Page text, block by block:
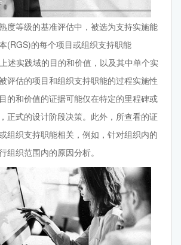
度等级的基准评估中，被选为支持实施能
(RGS)的每个项目或组织支持职能
述实践域的目的和价值，以及其中单个实
评估的项目和组织支持职能的过程实施性
的和价值的证据可能仅在特定的里程碑或
正式的设计阶段决策。此外，所查看的证
组织支持职能相关，例如，针对组织内的
组织范围内的原因分析。